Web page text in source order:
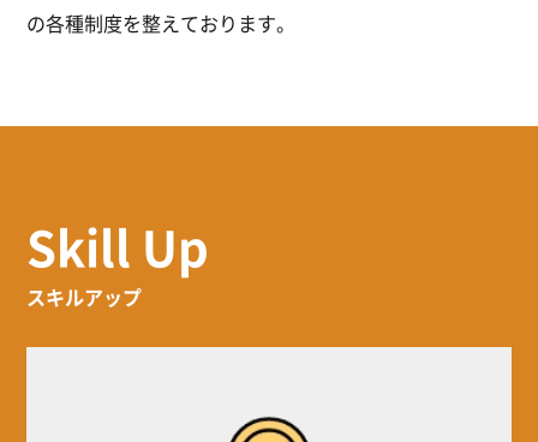
の各種制度を整えております。
Skill Up
スキルアップ